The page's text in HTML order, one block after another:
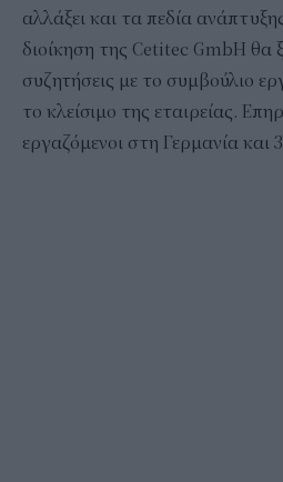
αλλάξει και τα πεδία
διοίκηση της Cetitec GmbH θα
συζητήσεις με το συμβούλιο
το κλείσιμο της εταιρείας.
εργαζόμενοι στη Γερμανία και